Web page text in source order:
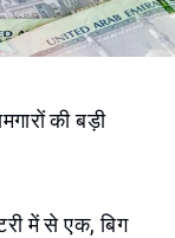
की बड़ी
में से एक, बिग